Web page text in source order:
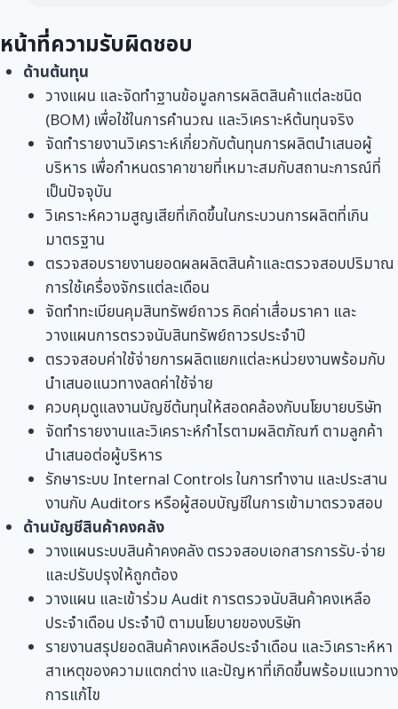
หน้าที่ความรับผิดชอบ
ด้านต้นทุน
วางแผน และจัดทำฐานข้อมูลการผลิตสินค้าแต่ละชนิด
(BOM) เพื่อใช้ในการคำนวณ และวิเคราะห์ต้นทุนจริง
จัดทำรายงานวิเคราะห์เกี่ยวกับต้นทุนการผลิตนำเสนอผู้
บริหาร เพื่อกำหนดราคาขายที่เหมาะสมกับสถานะการณ์ที่
เป็นปัจจุบัน
วิเคราะห์ความสูญเสียที่เกิดขึ้นในกระบวนการผลิตที่เกิน
มาตรฐาน
ตรวจสอบรายงานยอดผลผลิตสินค้าและตรวจสอบปริมาณ
การใช้เครื่องจักรแต่ละเดือน
จัดทำทะเบียนคุมสินทรัพย์ถาวร คิดค่าเสื่อมราคา และ
วางแผนการตรวจนับสินทรัพย์ถาวรประจำปี
ตรวจสอบค่าใช้จ่ายการผลิตแยกแต่ละหน่วยงานพร้อมกับ
นำเสนอแนวทางลดค่าใช้จ่าย
ควบคุมดูแลงานบัญชีต้นทุนให้สอดคล้องกับนโยบายบริษัท
จัดทำรายงานและวิเคราะห์กำไรตามผลิตภัณฑ์ ตามลูกค้า
นำเสนอต่อผู้บริหาร
รักษาระบบ Internal Controls ในการทำงาน และประสาน
งานกับ Auditors หรือผู้สอบบัญชีในการเข้ามาตรวจสอบ
ด้านบัญชีสินค้าคงคลัง
วางแผนระบบสินค้าคงคลัง ตรวจสอบเอกสารการรับ-จ่าย
และปรับปรุงให้ถูกต้อง
วางแผน และเข้าร่วม Audit การตรวจนับสินค้าคงเหลือ
ประจำเดือน ประจำปี ตามนโยบายของบริษัท
รายงานสรุปยอดสินค้าคงเหลือประจำเดือน และวิเคราะห์หา
สาเหตุของความแตกต่าง และปัญหาที่เกิดขึ้นพร้อมแนวทาง
การแก้ไข